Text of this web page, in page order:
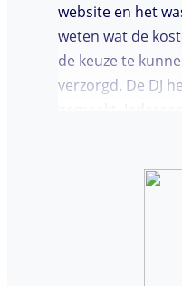
website en het
weten wat de
de keuze te
verzorgd. De DJ
gemaakt.
over de DJ. Bij